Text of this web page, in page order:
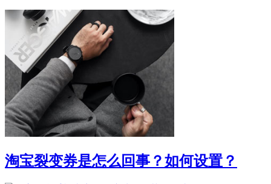
淘宝裂变券是怎么回事？如何设置？